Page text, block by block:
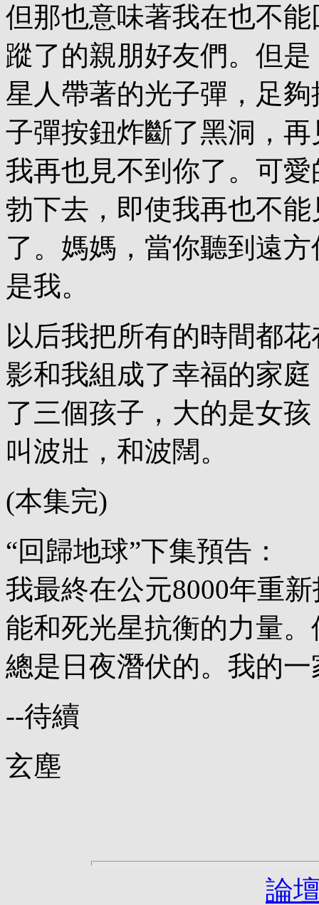
但那也意味著我在也不
蹤了的親朋好友們。但是
星人帶著的光子彈，足
子彈按鈕炸斷了黑洞，再
我再也見不到你了。可
勃下去，即使我再也不能
了。媽媽，當你聽到遠
是我。
以后我把所有的時間都
影和我組成了幸福的家庭
了三個孩子，大的是女
叫波壯，和波闊。
(本集完)
“回歸地球”下集預告：
我最終在公元8000年重
能和死光星抗衡的力量。
總是日夜潛伏的。我的
--待續
玄塵
論